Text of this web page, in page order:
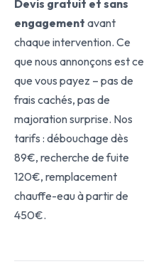
Devis gratuit et sans
engagement avant
chaque intervention. Ce
que nous annonçons est ce
que vous payez – pas de
frais cachés, pas de
majoration surprise. Nos
tarifs : débouchage dès
89€, recherche de fuite
120€, remplacement
chauffe-eau à partir de
450€.